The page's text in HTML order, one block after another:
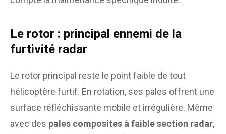
Le rotor : principal ennemi de la
furtivité radar
Le rotor principal reste le point faible de tout
hélicoptère furtif. En rotation, ses pales offrent une
surface réfléchissante mobile et irrégulière. Même
avec des pales composites à faible section radar,